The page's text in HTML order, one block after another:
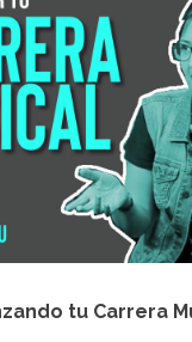
tu Carrera